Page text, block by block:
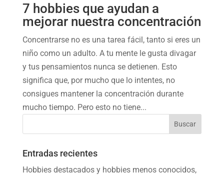
7 hobbies que ayudan a
mejorar nuestra concentración
Concentrarse no es una tarea fácil, tanto si eres un
niño como un adulto. A tu mente le gusta divagar
y tus pensamientos nunca se detienen. Esto
significa que, por mucho que lo intentes, no
consigues mantener la concentración durante
mucho tiempo. Pero esto no tiene...
Entradas recientes
Hobbies destacados y hobbies menos conocidos,